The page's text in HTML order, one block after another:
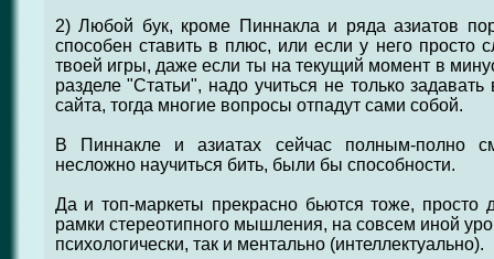
2) Любой бук, кроме Пиннакла и ряда азиатов
способен ставить в плюс, или если у него просто
твоей игры, даже если ты на текущий момент в
разделе "Статьи", надо учиться не только
сайта, тогда многие вопросы отпадут сами собой.
В Пиннакле и азиатах сейчас полным-полно
несложно научиться бить, были бы способности.
Да и топ-маркеты прекрасно бьются тоже, просто
рамки стереотипного мышления, на совсем иной
психологически, так и ментально (интеллектуально).